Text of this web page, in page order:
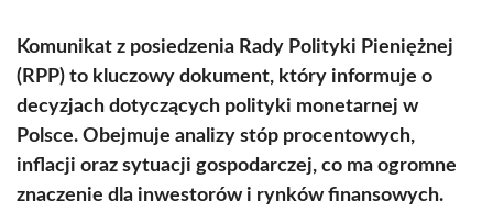
Komunikat z posiedzenia Rady Polityki Pieniężnej
(RPP) to kluczowy dokument, który informuje o
decyzjach dotyczących polityki monetarnej w
Polsce. Obejmuje analizy stóp procentowych,
inflacji oraz sytuacji gospodarczej, co ma ogromne
znaczenie dla inwestorów i rynków finansowych.